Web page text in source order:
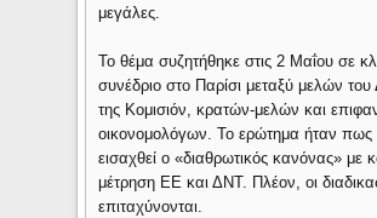
μεγάλες.
Το θέμα συζητήθηκε στις 2 Μαΐου σε
συνέδριο στο Παρίσι μεταξύ μελών
της Κομισιόν, κρατών-μελών και
οικονομολόγων. Το ερώτημα ήταν πως
εισαχθεί ο «διαθρωτικός κανόνας» με
μέτρηση ΕΕ και ΔΝΤ. Πλέον, οι
επιταχύνονται.